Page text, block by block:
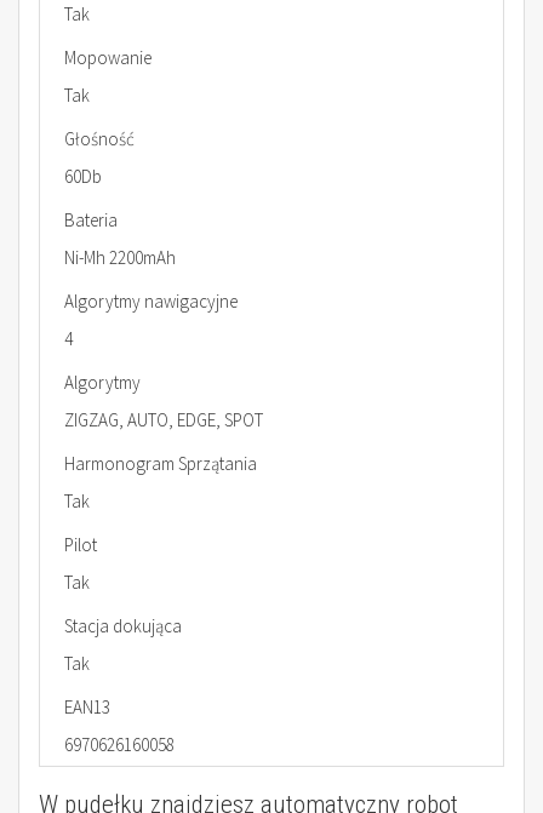
Tak
Mopowanie
Tak
Głośność
60Db
Bateria
Ni-Mh 2200mAh
Algorytmy nawigacyjne
4
Algorytmy
ZIGZAG, AUTO, EDGE, SPOT
Harmonogram Sprzątania
Tak
Pilot
Tak
Stacja dokująca
Tak
EAN13
6970626160058
W pudełku znajdziesz automatyczny robot